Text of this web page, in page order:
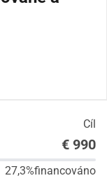
Cíl
€ 990
27,3%financováno